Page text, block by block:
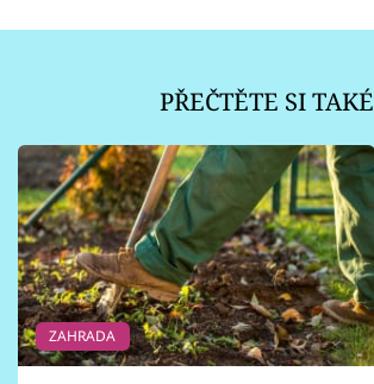
PŘEČTĚTE SI TAKÉ
ZAHRADA